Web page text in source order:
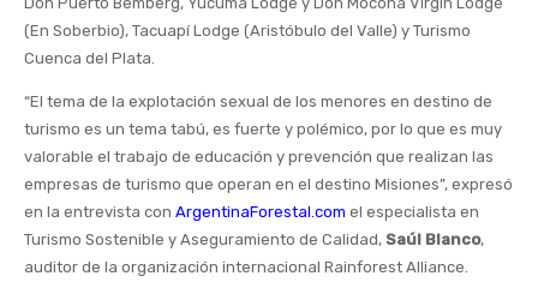
(En Soberbio), Tacuapí Lodge (Aristóbulo del Valle) y Turismo
Cuenca del Plata.
“El tema de la explotación sexual de los menores en destino de
turismo es un tema tabú, es fuerte y polémico, por lo que es muy
valorable el trabajo de educación y prevención que realizan las
empresas de turismo que operan en el destino Misiones”, expresó
en la entrevista con ArgentinaForestal.com el especialista en
Turismo Sostenible y Aseguramiento de Calidad, Saúl Blanco,
auditor de la organización internacional Rainforest Alliance.